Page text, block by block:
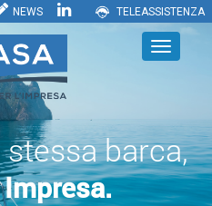
NEWS TELEASSISTENZA
barca,